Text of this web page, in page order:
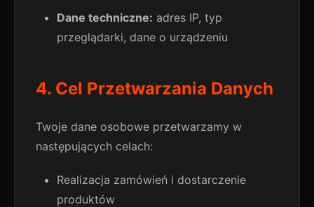
Dane techniczne: adres IP, typ
przeglądarki, dane o urządzeniu
4. Cel Przetwarzania Danych
Twoje dane osobowe przetwarzamy w
następujących celach:
Realizacja zamówień i dostarczenie
produktów